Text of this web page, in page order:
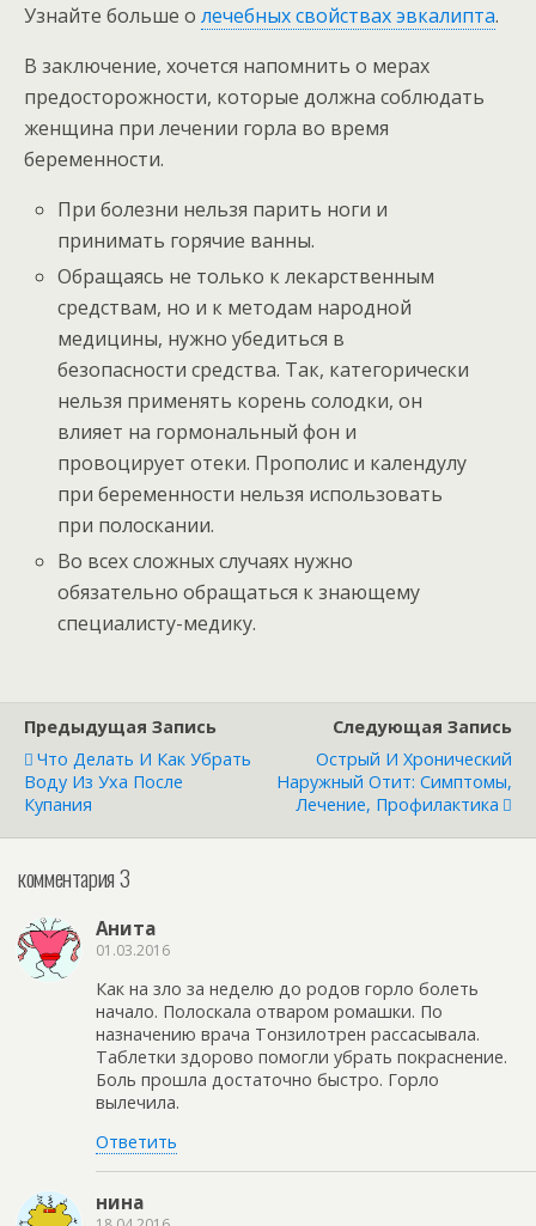
Узнайте больше о лечебных свойствах эвкалипта.
В заключение, хочется напомнить о мерах
предосторожности, которые должна соблюдать
женщина при лечении горла во время
беременности.
При болезни нельзя парить ноги и
принимать горячие ванны.
Обращаясь не только к лекарственным
средствам, но и к методам народной
медицины, нужно убедиться в
безопасности средства. Так, категорически
нельзя применять корень солодки, он
влияет на гормональный фон и
провоцирует отеки. Прополис и календулу
при беременности нельзя использовать
при полоскании.
Во всех сложных случаях нужно
обязательно обращаться к знающему
специалисту-медику.
Предыдущая Запись
Что Делать И Как Убрать
Воду Из Уха После
Купания
Следующая Запись
Острый И Хронический
Наружный Отит: Симптомы,
Лечение, Профилактика
комментария 3
Анита
01.03.2016
Как на зло за неделю до родов горло болеть
начало. Полоскала отваром ромашки. По
назначению врача Тонзилотрен рассасывала.
Таблетки здорово помогли убрать покраснение.
Боль прошла достаточно быстро. Горло
вылечила.
Ответить
нина